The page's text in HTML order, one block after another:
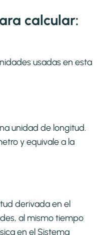
calcular:
usadas en esta
unidad de longitud.
y equivale a la
derivada en el
al mismo tiempo
en el Sistema